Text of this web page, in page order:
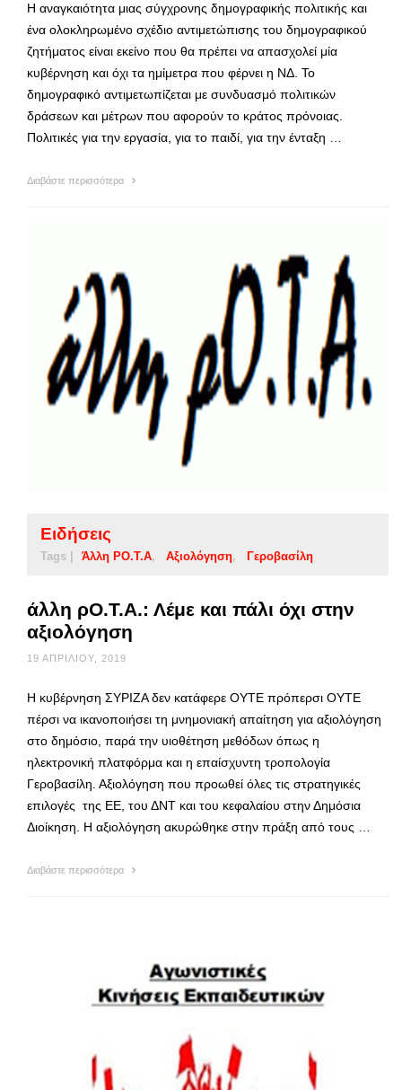
Η αναγκαιότητα μιας σύγχρονης δημογραφικής πολιτικής και
ένα ολοκληρωμένο σχέδιο αντιμετώπισης του δημογραφικού
ζητήματος είναι εκείνο που θα πρέπει να απασχολεί μία
κυβέρνηση και όχι τα ημίμετρα που φέρνει η ΝΔ. Το
δημογραφικό αντιμετωπίζεται με συνδυασμό πολιτικών
δράσεων και μέτρων που αφορούν το κράτος πρόνοιας.
Πολιτικές για την εργασία, για το παιδί, για την ένταξη …
Διαβάστε περισσότερα
Ειδήσεις
Tags | Άλλη ΡΟ.Τ.Α Αξιολόγηση Γεροβασίλη
άλλη ρΟ.Τ.Α.: Λέμε και πάλι όχι στην
αξιολόγηση
19 ΑΠΡΙΛΊΟΥ, 2019
Η κυβέρνηση ΣΥΡΙΖΑ δεν κατάφερε ΟΥΤΕ πρόπερσι ΟΥΤΕ
πέρσι να ικανοποιήσει τη μνημονιακή απαίτηση για αξιολόγηση
στο δημόσιο, παρά την υιοθέτηση μεθόδων όπως η
ηλεκτρονική πλατφόρμα και η επαίσχυντη τροπολογία
Γεροβασίλη. Αξιολόγηση που προωθεί όλες τις στρατηγικές
επιλογές της ΕΕ, του ΔΝΤ και του κεφαλαίου στην Δημόσια
Διοίκηση. Η αξιολόγηση ακυρώθηκε στην πράξη από τους …
Διαβάστε περισσότερα